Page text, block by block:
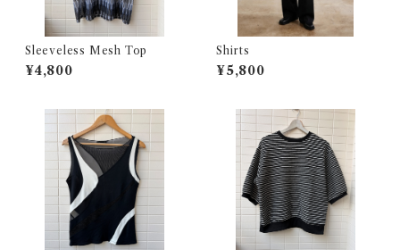
Sleeveless Mesh Top
¥4,800
Shirts
¥5,800